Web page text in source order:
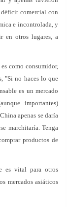
comercial con
e incontrolada, y
en otros lugares, a
como consumidor,
"Si no haces lo que
es un mercado
importantes)
apenas se daría
marchitaría. Tenga
productos de
es vital para otros
mercados asiáticos